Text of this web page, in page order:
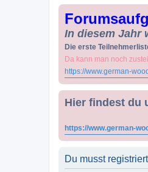
In diesem Jahr
Die erste
Da kann man noch
https://www.german-
Hier findest du
https://www.german-
Du musst